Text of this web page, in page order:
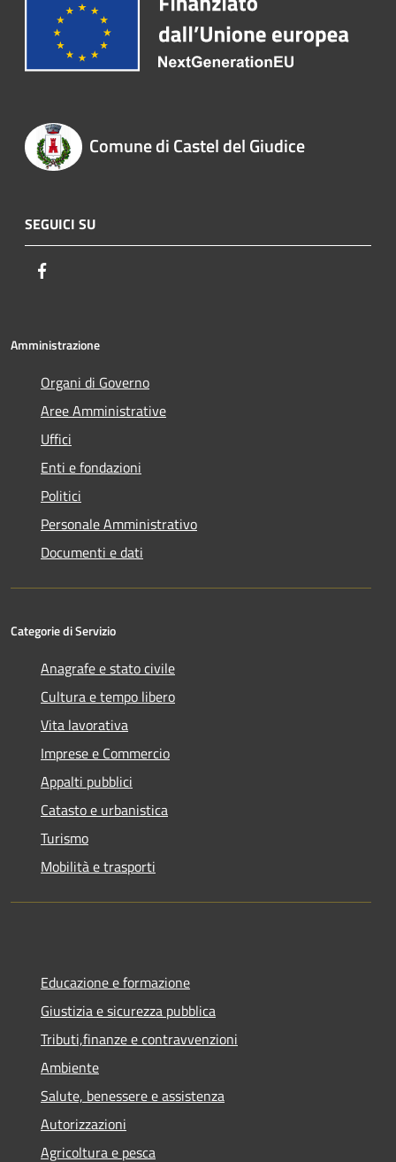
Comune di Castel del Giudice
SEGUICI SU
Amministrazione
Organi di Governo
Aree Amministrative
Uffici
Enti e fondazioni
Politici
Personale Amministrativo
Documenti e dati
Categorie di Servizio
Anagrafe e stato civile
Cultura e tempo libero
Vita lavorativa
Imprese e Commercio
Appalti pubblici
Catasto e urbanistica
Turismo
Mobilità e trasporti
Educazione e formazione
Giustizia e sicurezza pubblica
Tributi,finanze e contravvenzioni
Ambiente
Salute, benessere e assistenza
Autorizzazioni
Agricoltura e pesca